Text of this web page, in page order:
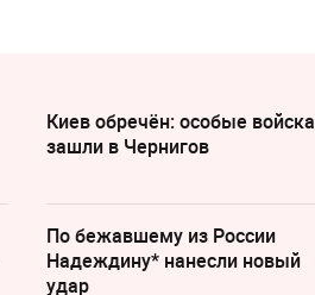
Киев обречён: особые войска
зашли в Чернигов
По бежавшему из России
Надеждину* нанесли новый
удар